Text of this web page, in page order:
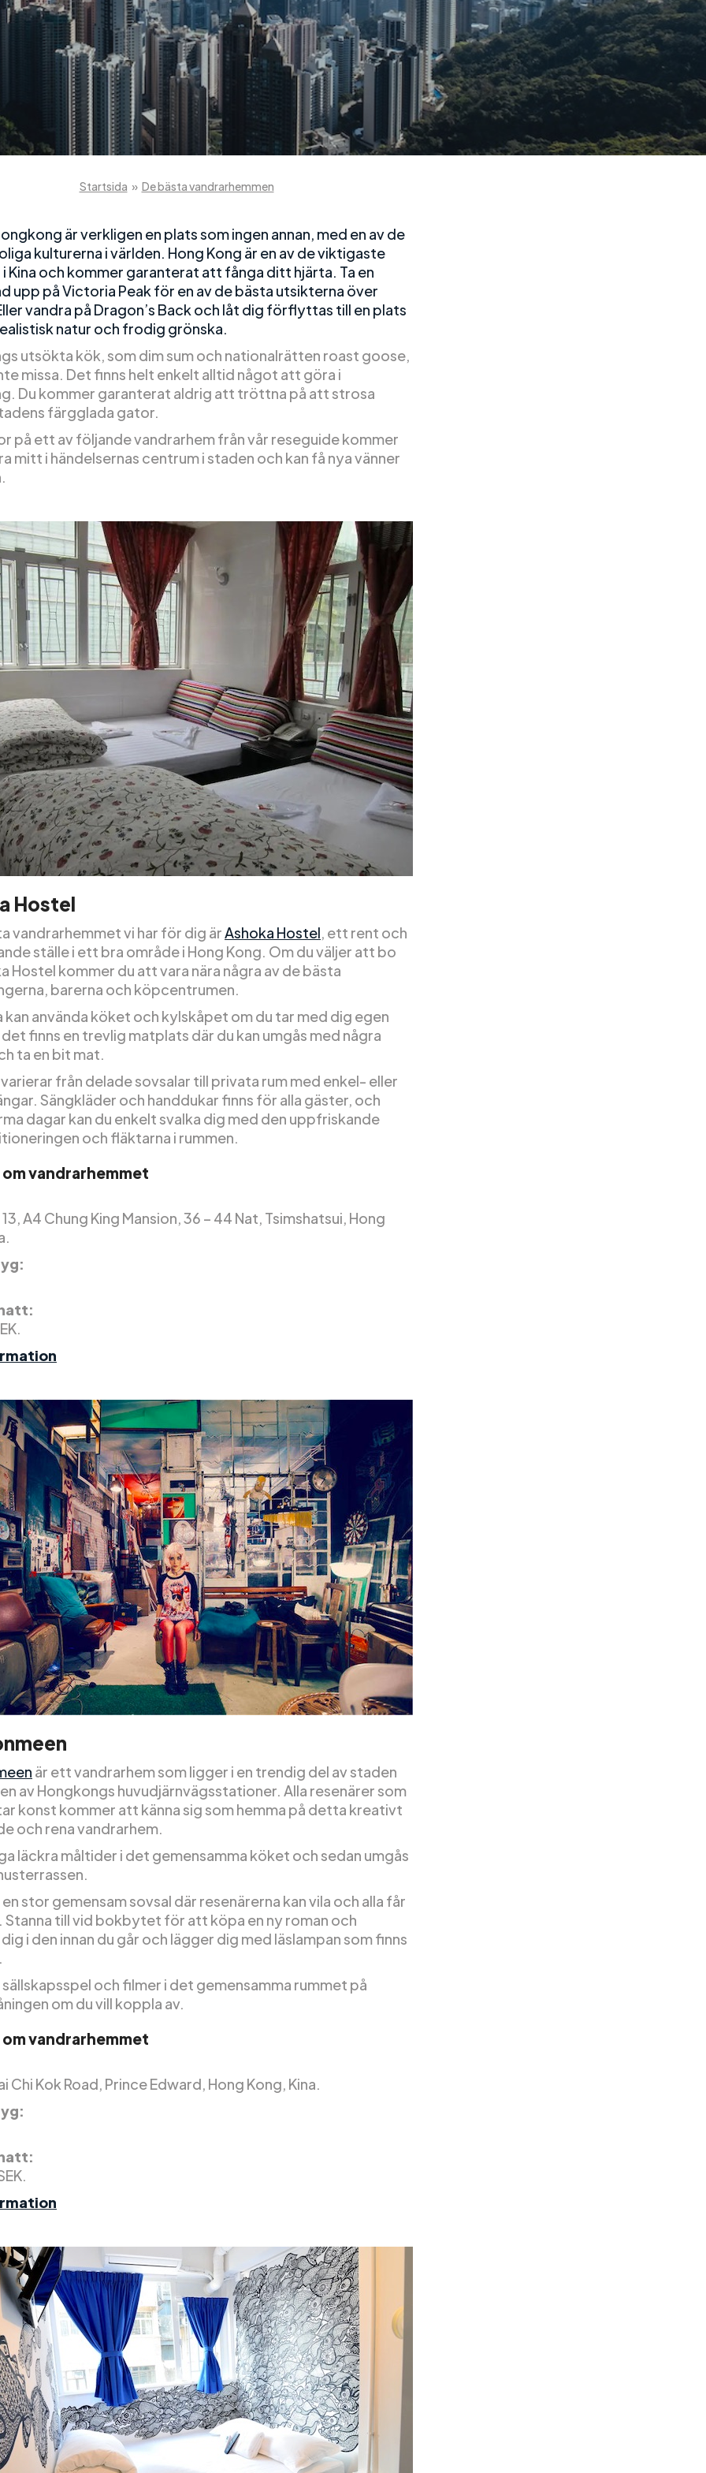
Startsida » De bästa vandrarhemmen
är verkligen en plats som ingen annan, med en av de
kulturerna i världen. Hong Kong är en av de viktigaste
Kina och kommer garanterat att fånga ditt hjärta. Ta en
upp på Victoria Peak för en av de bästa utsikterna över
vandra på Dragon’s Back och låt dig förflyttas till en plats
natur och frodig grönska.
utsökta kök, som dim sum och nationalrätten roast goose,
missa. Det finns helt enkelt alltid något att göra i
Du kommer garanterat aldrig att tröttna på att strosa
färgglada gator.
på ett av följande vandrarhem från vår reseguide kommer
mitt i händelsernas centrum i staden och kan få nya vänner
Hostel
vandrarhemmet vi har för dig ärAshoka Hostel, ett rent och
ställe i ett bra område i Hong Kong. Om du väljer att bo
Hostel kommer du att vara nära några av de bästa
barerna och köpcentrumen.
kan använda köket och kylskåpet om du tar med dig egen
finns en trevlig matplats där du kan umgås med några
ta en bit mat.
från delade sovsalar till privata rum med enkel- eller
Sängkläder och handdukar finns för alla gäster, och
dagar kan du enkelt svalka dig med den uppfriskande
och fläktarna i rummen.
vandrarhemmet
13, A4 Chung King Mansion, 36 – 44 Nat, Tsimshatsui, Hong
är ett vandrarhem som ligger i en trendig del av staden
av Hongkongs huvudjärnvägsstationer. Alla resenärer som
konst kommer att känna sig som hemma på detta kreativt
och rena vandrarhem.
läckra måltider i det gemensamma köket och sedan umgås
stor gemensam sovsal där resenärerna kan vila och alla får
Stanna till vid bokbytet för att köpa en ny roman och
i den innan du går och lägger dig med läslampan som finns
och filmer i det gemensamma rummet på
om du vill koppla av.
vandrarhemmet
Chi Kok Road, Prince Edward, Hong Kong, Kina.